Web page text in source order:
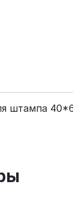
штампа